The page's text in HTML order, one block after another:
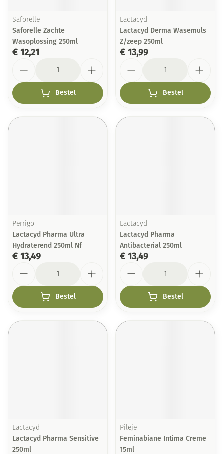
Saforelle
Saforelle Zachte
Wasoplossing 250ml
€ 12,21
Bestel
Lactacyd
Lactacyd Derma Wasemuls
Z/zeep 250ml
€ 13,99
Bestel
Perrigo
Lactacyd Pharma Ultra
Hydraterend 250ml Nf
€ 13,49
Bestel
Lactacyd
Lactacyd Pharma
Antibacterial 250ml
€ 13,49
Bestel
Lactacyd
Lactacyd Pharma Sensitive
250ml
Pileje
Feminabiane Intima Creme
15ml